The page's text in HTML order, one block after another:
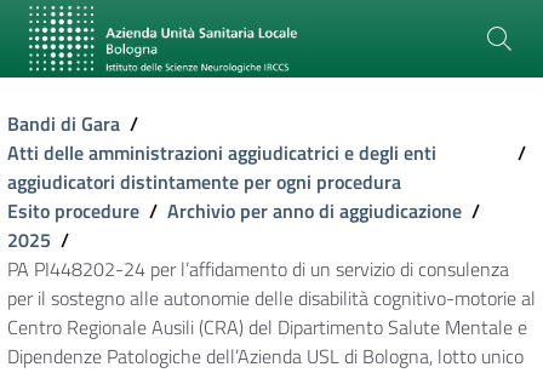
Bandi di Gara /
Atti delle amministrazioni aggiudicatrici e degli enti
aggiudicatori distintamente per ogni procedura
/
Esito procedure / Archivio per anno di aggiudicazione /
2025 /
PA PI448202-24 per l’affidamento di un servizio di consulenza
per il sostegno alle autonomie delle disabilità cognitivo-motorie al
Centro Regionale Ausili (CRA) del Dipartimento Salute Mentale e
Dipendenze Patologiche dell’Azienda USL di Bologna, lotto unico